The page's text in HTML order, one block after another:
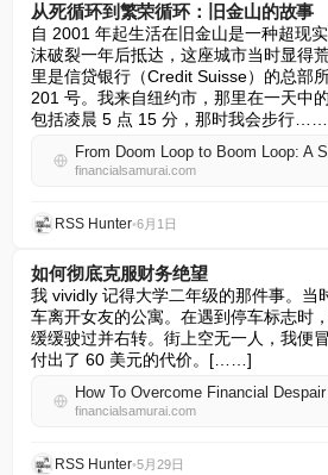
从死循环到繁荣循环：旧金山的故事
自 2001 年起生活在旧金山是一种超现
沫破裂一年后抵达，这座城市当时显得
里是信贷银行（Credit Suisse）的总部
201 号。我来自纽约市，那里在一天中
包括凌晨 5 点 15 分，那时我会步行……
financialsamurai.com
RSS Hunter•6月1日
如何彻底克服财务绝望
我 vividly 记得大学二年级的那件事。当
车离开女友的公寓。在遇到停车标志时
缓缓驶过并右转。街上空无一人，我便
付出了 60 美元的代价。[……]
financialsamurai.com
RSS Hunter•5月29日